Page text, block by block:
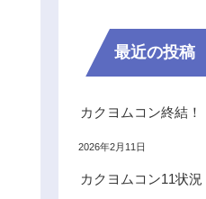
最近の投稿
カクヨムコン終結！
2026年2月11日
カクヨムコン11状況